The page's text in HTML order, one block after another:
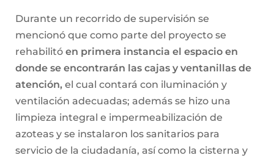
Durante un recorrido de supervisión se
mencionó que como parte del proyecto se
rehabilitó en primera instancia el espacio en
donde se encontrarán las cajas y ventanillas de
atención, el cual contará con iluminación y
ventilación adecuadas; además se hizo una
limpieza integral e impermeabilización de
azoteas y se instalaron los sanitarios para
servicio de la ciudadanía, así como la cisterna y